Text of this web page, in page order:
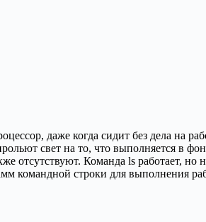
даже когда сидит без дела на
свет на то, что выполняется в
Команда ls работает, но
командной строки для выполнения